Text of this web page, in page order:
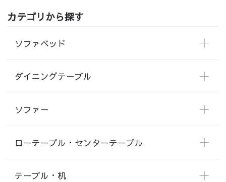
カテゴリから探す
ソファベッド
ダイニングテーブル
ソファー
ローテーブル・センターテーブル
テーブル・机